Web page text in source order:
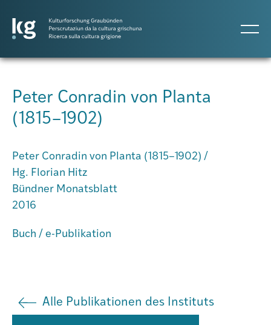
Progetti
Pubblicazioni
Persone
Istituto
Peter Conradin von Planta
(1815–1902)
Peter Conradin von Planta (1815–1902) /
Hg. Florian Hitz
Bündner Monatsblatt
2016
Buch / e-Publikation
Alle Publikationen des Instituts